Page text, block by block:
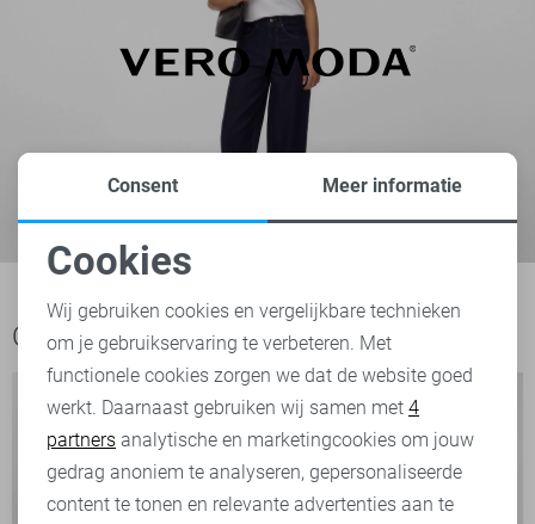
Ook het bekijken waard
Noodzakelijke cookies
Personalisatie cookies
Analytische cookies
Marketing cookies
Consent Meer informatie
Cookies
Wij gebruiken cookies en vergelijkbare technieken
om je gebruikservaring te verbeteren. Met
functionele cookies zorgen we dat de website goed
werkt. Daarnaast gebruiken wij samen met 4
partners analytische en marketingcookies om jouw
gedrag anoniem te analyseren, gepersonaliseerde
content te tonen en relevante advertenties aan te